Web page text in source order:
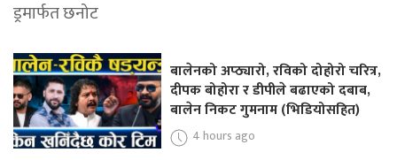
ड्रमार्फत छनोट
बालेनको अप्ठ्यारो, रविको दोहोरो चरित्र,
दीपक बोहोरा र डीपीले बढाएको दबाब,
बालेन निकट गुमनाम (भिडियोसहित)
4 hours ago